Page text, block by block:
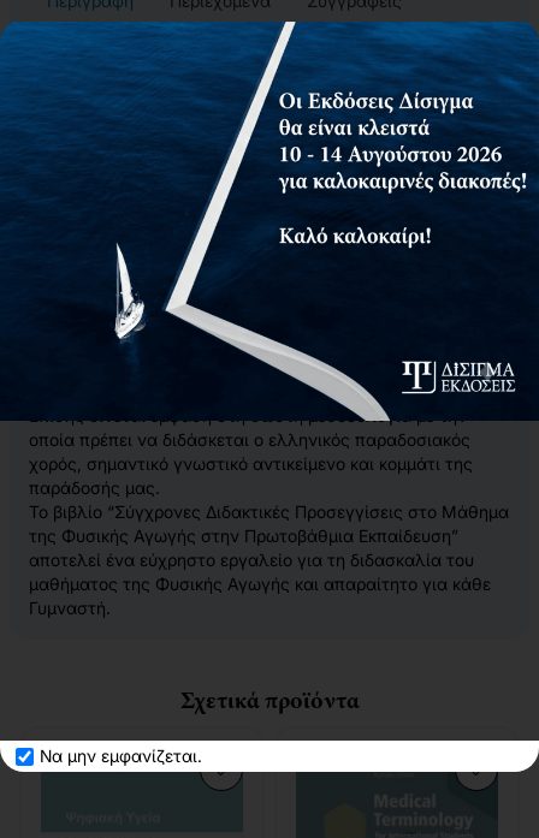
Να μην εμφανίζεται.
Αίτημα για δωρεάν αντίτυπο
Το παρόν βιβλίο, αναλύει και παρουσιάζει το μάθημα της
Φυσικής Αγωγής στην Πρωτοβάθμια Εκπαίδευση, μέσα από
σύγχρονες και αποτελεσματικές μεθόδους, που
συμβαδίζουν με το νέο σύγχρονο σχολείο.
Συγκεκριμένα, στον 2ο τόμο, παρουσιάζεται η σωστή
διδακτική του μαθήματος της Φυσικής Αγωγής έτσι ώστε το
μάθημα να είναι αποτελεσματικό και να υπάρχει
ανατροφοδότηση. Υπάρχουν αναλυτικά προγράμματα
μαθημάτων σύμφωνα με τη διδακτέα ύλη του μαθήματος
της Φυσικής Αγωγής στο Δημοτικό σχολείο, όπου
παρουσιάζουν το κάθε αντικείμενο διδασκαλίας και
συνοδεύονται από πλήθος αναλυτικών περιγραφών, με
επεξηγήσεις, υποδείξεις, εικόνες, γραφήματα και σκίτσα.
Επίσης δίνεται έμφαση στη σωστή μεθοδολογία με την
οποία πρέπει να διδάσκεται ο ελληνικός παραδοσιακός
χορός, σημαντικό γνωστικό αντικείμενο και κομμάτι της
παράδοσής μας.
Το βιβλίο “Σύγχρονες Διδακτικές Προσεγγίσεις στο Μάθημα
της Φυσικής Αγωγής στην Πρωτοβάθμια Εκπαίδευση”
αποτελεί ένα εύχρηστο εργαλείο για τη διδασκαλία του
μαθήματος της Φυσικής Αγωγής και απαραίτητο για κάθε
Γυμναστή.
Σχετικά προϊόντα